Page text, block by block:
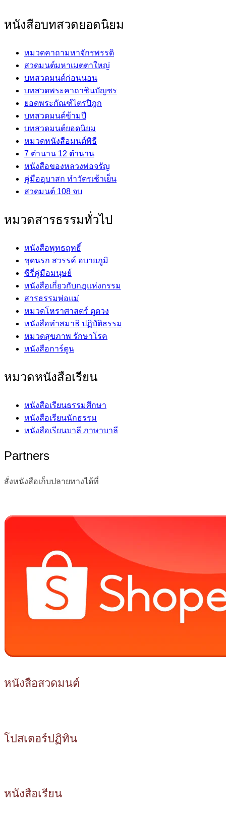
หนังสือบทสวดยอดนิยม
หมวดคาถามหาจักรพรรดิ
สวดมนต์มหาเมตตาใหญ่
บทสวดมนต์ก่อนนอน
บทสวดพระคาถาชินบัญชร
ยอดพระกัณฑ์ไตรปิฎก
บทสวดมนต์ข้ามปี
บทสวดมนต์ยอดนิยม
หมวดหนังสือมนต์พิธี
7 ตำนาน 12 ตำนาน
หนังสือของหลวงพ่อจรัญ
คู่มืออุบาสก ทำวัตรเช้าเย็น
สวดมนต์ 108 จบ
หมวดสารธรรมทั่วไป
หนังสือพุทธฤทธิ์
ชุดนรก สวรรค์ อบายภูมิ
ซีรี่คู่มือมนุษย์
หนังสือเกี่ยวกับกฎแห่งกรรม
สารธรรมพ่อแม่
หมวดโหราศาสตร์ ดูดวง
หนังสือทำสมาธิ ปฏิบัติธรรม
หมวดสุขภาพ รักษาโรค
หนังสือการ์ตูน
หมวดหนังสือเรียน
หนังสือเรียนธรรมศึกษา
หนังสือเรียนนักธรรม
หนังสือเรียนบาลี ภาษาบาลี
Partners
สั่งหนังสือเก็บปลายทางได้ที่
หนังสือสวดมนต์
โปสเตอร์ปฏิทิน
หนังสือเรียน